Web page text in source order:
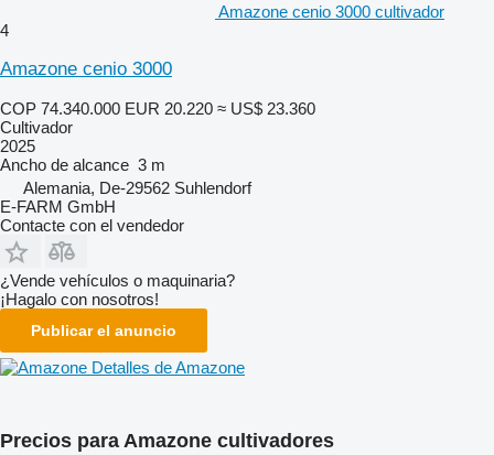
Amazone cenio 3000 cultivador
4
Amazone cenio 3000
COP 74.340.000 EUR 20.220 ≈ US$ 23.360
Cultivador
2025
Ancho de alcance 3 m
Alemania, De-29562 Suhlendorf
E-FARM GmbH
Contacte con el vendedor
¿Vende vehículos o maquinaria?
¡Hagalo con nosotros!
Publicar el anuncio
Detalles de Amazone
Precios para Amazone cultivadores